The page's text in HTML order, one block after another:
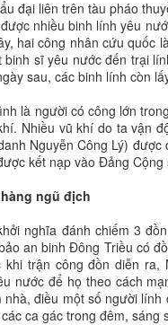
đại liên trên tàu pháo
nhiều binh lính yêu
hai công nhân cứu quốc
binh sĩ yêu nước đến trại
sau, các binh lính còn
là người có công lớn
Nhiều vũ khí do ta vận
Nguyễn Công Lý)
kết nạp vào Đảng Cộng
ngũ địch
nghĩa đánh chiếm 3
an binh Đông Triều có
khi trận công đồn diễn
nước để họ theo cách
nhà, điều một số người
ca gác trong đêm,